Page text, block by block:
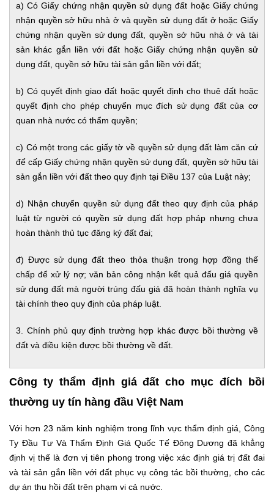
a) Có Giấy chứng nhận quyền sử dụng đất hoặc Giấy chứng
nhận quyền sở hữu nhà ở và quyền sử dụng đất ở hoặc Giấy
chứng nhận quyền sử dụng đất, quyền sở hữu nhà ở và tài
sản khác gắn liền với đất hoặc Giấy chứng nhận quyền sử
dụng đất, quyền sở hữu tài sản gắn liền với đất;
b) Có quyết định giao đất hoặc quyết định cho thuê đất hoặc
quyết định cho phép chuyển mục đích sử dụng đất của cơ
quan nhà nước có thẩm quyền;
c) Có một trong các giấy tờ về quyền sử dụng đất làm căn cứ
để cấp Giấy chứng nhận quyền sử dụng đất, quyền sở hữu tài
sản gắn liền với đất theo quy định tại Điều 137 của Luật này;
d) Nhận chuyển quyền sử dụng đất theo quy định của pháp
luật từ người có quyền sử dụng đất hợp pháp nhưng chưa
hoàn thành thủ tục đăng ký đất đai;
đ) Được sử dụng đất theo thỏa thuận trong hợp đồng thế
chấp để xử lý nợ; văn bản công nhận kết quả đấu giá quyền
sử dụng đất mà người trúng đấu giá đã hoàn thành nghĩa vụ
tài chính theo quy định của pháp luật.
3. Chính phủ quy định trường hợp khác được bồi thường về
đất và điều kiện được bồi thường về đất.
Công ty thẩm định giá đất cho mục đích bồi
thường uy tín hàng đầu Việt Nam
Với hơn 23 năm kinh nghiệm trong lĩnh vực thẩm định giá, Công
Ty Đầu Tư Và Thẩm Định Giá Quốc Tế Đông Dương đã khẳng
định vị thế là đơn vị tiên phong trong việc xác định giá trị đất đai
và tài sản gắn liền với đất phục vụ công tác bồi thường, cho các
dự án thu hồi đất trên phạm vi cả nước.